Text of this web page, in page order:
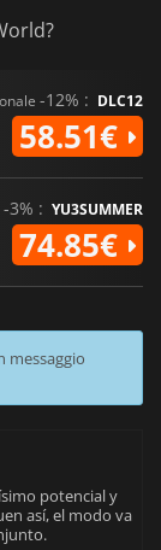
-12% : DLC12
58.51€
-3% : YU3SUMMER
74.85€
messaggio
potencial y
así, el modo va